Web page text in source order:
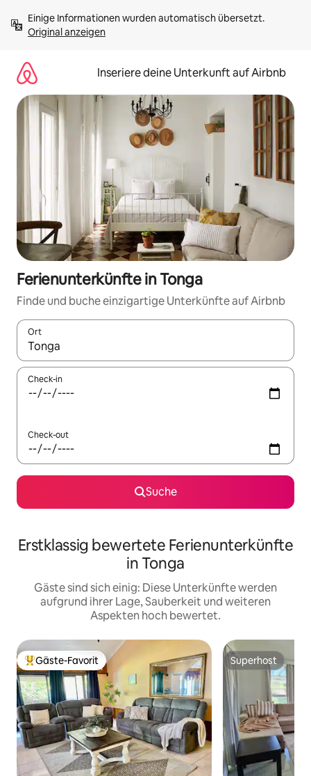
Inhalten
springenOriginal anzeigen
Inseriere deine Unterkunft auf Airbnb
Ferienunterkünfte in Tonga
Finde und buche einzigartige Unterkünfte auf Airbnb
Ort
Wenn Ergebnisse verfügbar sind, navigiere mit den
Check-in
Check-out
Suche
Erstklassig bewertete Ferienunterkünfte
in Tonga
Gäste sind sich einig: Diese Unterkünfte werden
aufgrund ihrer Lage, Sauberkeit und weiteren
Aspekten hoch bewertet.
Beliebter Gäste-Favorit.
Gäste-Favorit Superhost
Superhost